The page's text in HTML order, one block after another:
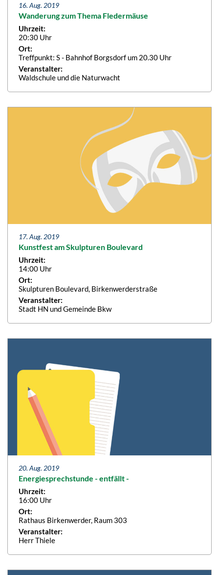
16. Aug. 2019
Wanderung zum Thema Fledermäuse
Uhrzeit:
20:30 Uhr
Ort:
Treffpunkt: S - Bahnhof Borgsdorf um 20.30 Uhr
Veranstalter:
Waldschule und die Naturwacht
17. Aug. 2019
Kunstfest am Skulpturen Boulevard
Uhrzeit:
14:00 Uhr
Ort:
Skulpturen Boulevard, Birkenwerderstraße
Veranstalter:
Stadt HN und Gemeinde Bkw
20. Aug. 2019
Energiesprechstunde - entfällt -
Uhrzeit:
16:00 Uhr
Ort:
Rathaus Birkenwerder, Raum 303
Veranstalter:
Herr Thiele